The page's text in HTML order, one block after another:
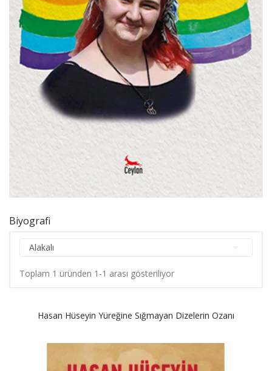
Biyografi
Alakalı
Toplam 1 üründen 1-1 arası gösteriliyor
Hasan Hüseyin Yüreğine Sığmayan Dizelerin Ozanı